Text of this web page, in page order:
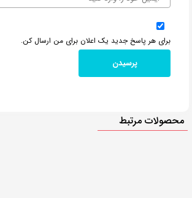
برای هر پاسخ جدید یک اعلان برای من ارسال کن.
محصولات مرتبط